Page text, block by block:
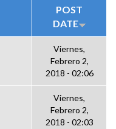
POST
DATE
Viernes,
Febrero 2,
2018 - 02:06
Viernes,
Febrero 2,
2018 - 02:03